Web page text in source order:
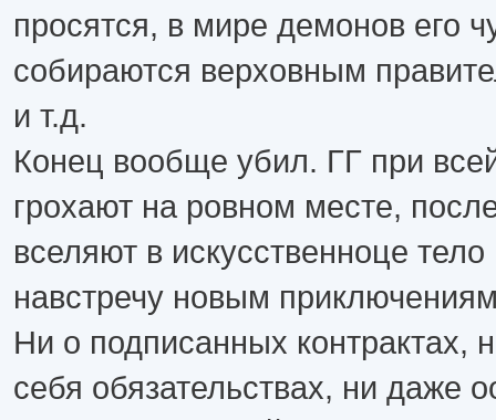
просятся, в мире демонов его
собираются верховным
и т.д.
Конец вообще убил. ГГ при
грохают на ровном месте,
вселяют в искусственноце
навстречу новым
Ни о подписанных контрактах,
себя обязательствах, ни даже